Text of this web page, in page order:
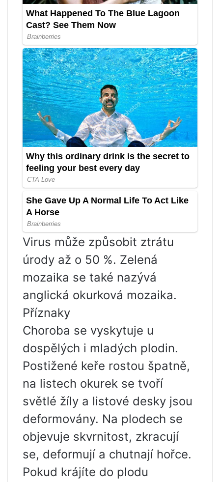
Virus může způsobit ztrátu
úrody až o 50 %. Zelená
mozaika se také nazývá
anglická okurková mozaika.
Příznaky
Choroba se vyskytuje u
dospělých i mladých plodin.
Postižené keře rostou špatně,
na listech okurek se tvoří
světlé žíly a listové desky jsou
deformovány. Na plodech se
objevuje skvrnitost, zkracují
se, deformují a chutnají hořce.
Pokud krájíte do plodu